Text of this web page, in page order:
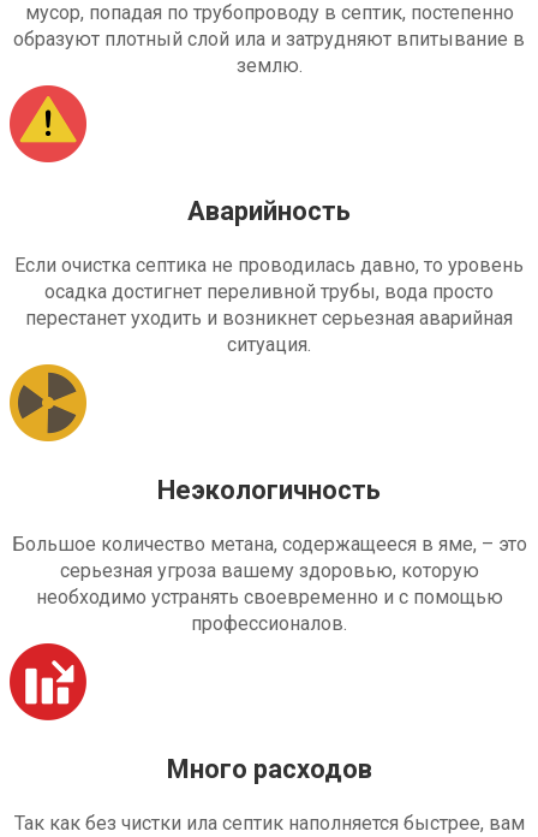
мусор, попадая по трубопроводу в септик, постепенно
образуют плотный слой ила и затрудняют впитывание в
землю.
Аварийность
Если очистка септика не проводилась давно, то уровень
осадка достигнет переливной трубы, вода просто
перестанет уходить и возникнет серьезная аварийная
ситуация.
Неэкологичность
Большое количество метана, содержащееся в яме, – это
серьезная угроза вашему здоровью, которую
необходимо устранять своевременно и с помощью
профессионалов.
Много расходов
Так как без чистки ила септик наполняется быстрее, вам